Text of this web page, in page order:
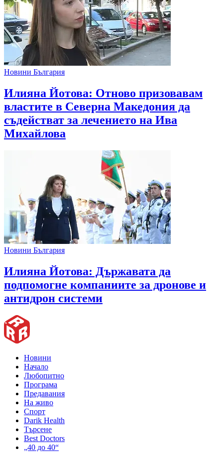
Новини България
Илияна Йотова: Отново призовавам
властите в Северна Македония да
съдействат за лечението на Ива
Михайлова
Новини България
Илияна Йотова: Държавата да
подпомогне компаниите за дронове и
антидрон системи
Новини
Начало
Любопитно
Програма
Предавания
На живо
Спорт
Darik Health
Търсене
Best Doctors
„40 до 40“